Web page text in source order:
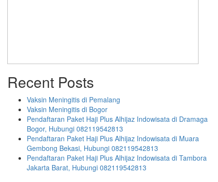
Recent Posts
Vaksin Meningitis di Pemalang
Vaksin Meningitis di Bogor
Pendaftaran Paket Haji Plus Alhijaz Indowisata di Dramaga
Bogor, Hubungi 082119542813
Pendaftaran Paket Haji Plus Alhijaz Indowisata di Muara
Gembong Bekasi, Hubungi 082119542813
Pendaftaran Paket Haji Plus Alhijaz Indowisata di Tambora
Jakarta Barat, Hubungi 082119542813